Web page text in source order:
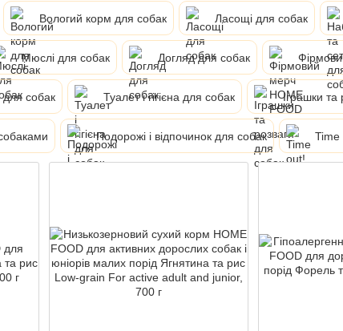
Вологий корм для собак Ласощі для собак
Мюслі для собак Догляд для собак
для собак Туалет і гігієна для собак Іграшки та
Подорожі і відпочинок для собак Time